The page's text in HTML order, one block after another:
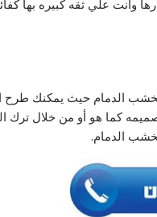
وانت علي ثقه كبيره بها
الدمام حيث يمكنك طرح
كما هو أو من خلال ترك
الدمام.